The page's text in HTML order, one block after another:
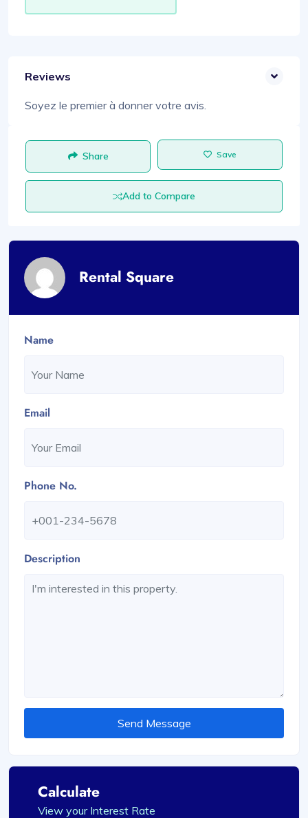
Reviews
Soyez le premier à donner votre avis.
Share Save
Add to Compare
Rental Square
Name
Email
Phone No.
Description
Send Message
Calculate
View your Interest Rate